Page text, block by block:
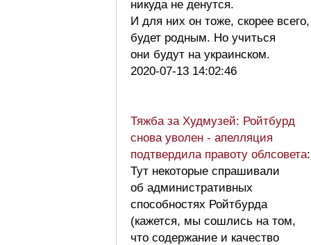
никуда не денутся.
И для них он тоже, скорее всего,
будет родным. Но учиться
они будут на украинском.
2020-07-13 14:02:46
Тяжба за Худмузей: Ройтбурд
снова уволен - апелляция
подтвердила правоту облсовета:
Тут некоторые спрашивали
об административных
способностях Ройтбурда
(кажется, мы сошлись на том,
что содержание и качество